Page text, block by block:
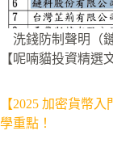
洗錢防制聲明（
【呢喃貓投資精選
【2025 加密貨幣
學重點！